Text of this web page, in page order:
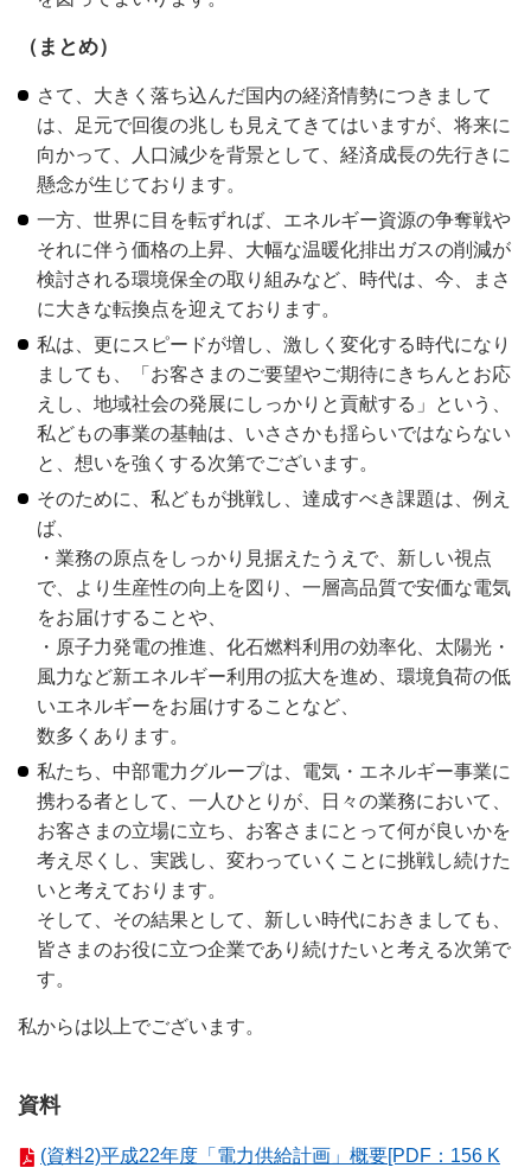
（まとめ）
さて、大きく落ち込んだ国内の経済情勢につきまして
は、足元で回復の兆しも見えてきてはいますが、将来に
向かって、人口減少を背景として、経済成長の先行きに
懸念が生じております。
一方、世界に目を転ずれば、エネルギー資源の争奪戦や
それに伴う価格の上昇、大幅な温暖化排出ガスの削減が
検討される環境保全の取り組みなど、時代は、今、まさ
に大きな転換点を迎えております。
私は、更にスピードが増し、激しく変化する時代になり
ましても、「お客さまのご要望やご期待にきちんとお応
えし、地域社会の発展にしっかりと貢献する」という、
私どもの事業の基軸は、いささかも揺らいではならない
と、想いを強くする次第でございます。
そのために、私どもが挑戦し、達成すべき課題は、例え
ば、
・業務の原点をしっかり見据えたうえで、新しい視点
で、より生産性の向上を図り、一層高品質で安価な電気
をお届けすることや、
・原子力発電の推進、化石燃料利用の効率化、太陽光・
風力など新エネルギー利用の拡大を進め、環境負荷の低
いエネルギーをお届けすることなど、
数多くあります。
私たち、中部電力グループは、電気・エネルギー事業に
携わる者として、一人ひとりが、日々の業務において、
お客さまの立場に立ち、お客さまにとって何が良いかを
考え尽くし、実践し、変わっていくことに挑戦し続けた
いと考えております。
そして、その結果として、新しい時代におきましても、
皆さまのお役に立つ企業であり続けたいと考える次第で
す。
私からは以上でございます。
資料
(資料2)平成22年度「電力供給計画」概要[PDF：156 K